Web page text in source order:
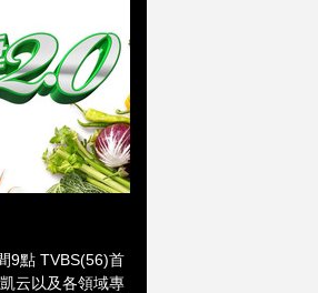
9點 TVBS(56)首
云以及各領域專